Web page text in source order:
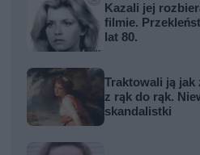
Kazali jej
filmie.
lat 80.
Traktowali ją jak
z rąk do rąk.
skandalistki